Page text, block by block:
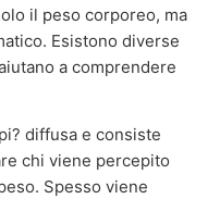
il peso corporeo, ma
Esistono diverse
a comprendere
diffusa e consiste
chi viene percepito
Spesso viene